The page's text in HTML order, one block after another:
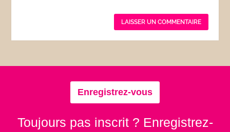
Enregistrez-vous
Toujours pas inscrit ? Enregistrez-